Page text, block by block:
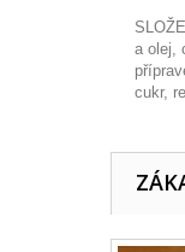
a olej,
cukr,